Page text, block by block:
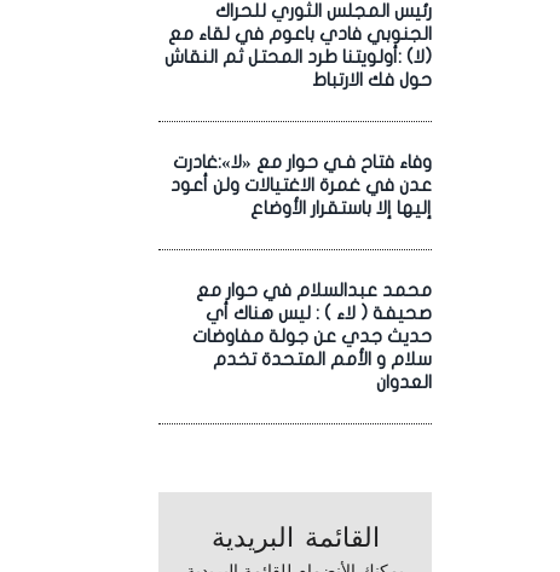
رئيس المجلس الثوري للحراك
الجنوبي فادي باعوم في لقاء مع
(لا) :أولويتنا طرد المحتل ثم النقاش
حول فك الارتباط
وفاء فتاح فـي حوار مع «لا»:غادرت
عدن في غمرة الاغتيالات ولن أعود
إليها إلا باستقرار الأوضاع
محمد عبدالسلام في حوار مع
صحيفة ( لاء ) : ليس هناك أي
حديث جدي عن جولة مفاوضات
سلام و الأمم المتحدة تخدم
العدوان
القائمة البريدية